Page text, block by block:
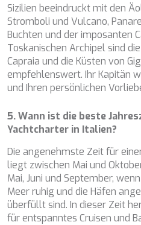
Sizilien beeindruckt mit den
Stromboli und Vulcano,
Buchten und der imposanten
Toskanischen Archipel sind
Capraia und die Küsten von
empfehlenswert. Ihr Kapitän
und Ihren persönlichen
5. Wann ist die beste
Yachtcharter in Italien?
Die angenehmste Zeit für
liegt zwischen Mai und
Mai, Juni und September,
Meer ruhig und die Häfen
überfüllt sind. In dieser Zeit
für entspanntes Cruisen und